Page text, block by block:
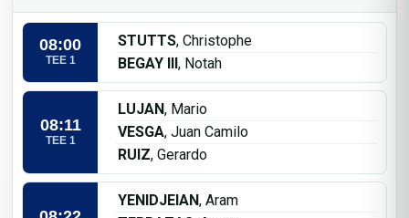
08:00
TEE 1
STUTTS, Christophe
BEGAY III, Notah
08:11
TEE 1
LUJAN, Mario
VESGA, Juan Camilo
RUIZ, Gerardo
YENIDJEIAN, Aram